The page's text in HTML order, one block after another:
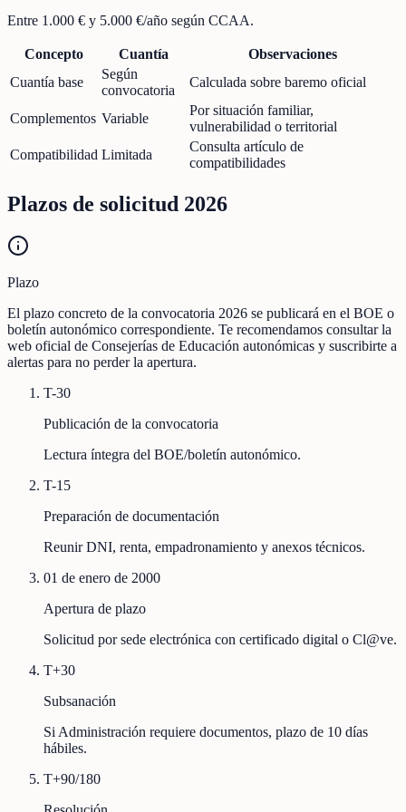
Entre 1.000 € y 5.000 €/año según CCAA.
Concepto Cuantía
Observaciones
Cuantía base
Según
convocatoria
Calculada sobre baremo oficial
Complementos Variable
Por situación familiar,
vulnerabilidad o territorial
Compatibilidad Limitada
Consulta artículo de
compatibilidades
Plazos de solicitud 2026
Plazo
El plazo concreto de la convocatoria 2026 se publicará en el BOE o
boletín autonómico correspondiente. Te recomendamos consultar la
web oficial de Consejerías de Educación autonómicas y suscribirte a
alertas para no perder la apertura.
T-30
Publicación de la convocatoria
Lectura íntegra del BOE/boletín autonómico.
T-15
Preparación de documentación
Reunir DNI, renta, empadronamiento y anexos técnicos.
01 de enero de 2000
Apertura de plazo
Solicitud por sede electrónica con certificado digital o Cl@ve.
T+30
Subsanación
Si Administración requiere documentos, plazo de 10 días
hábiles.
T+90/180